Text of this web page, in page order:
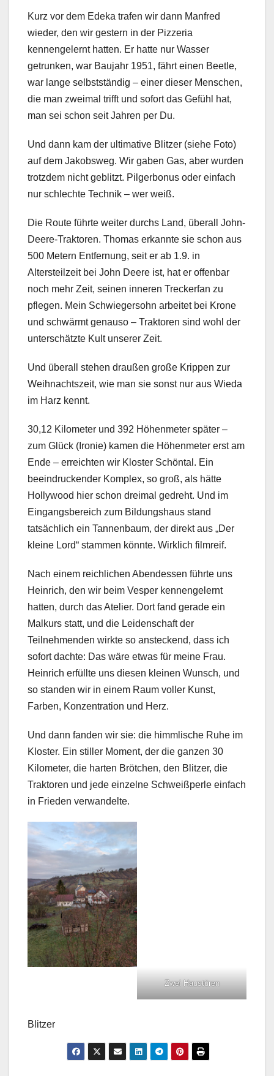
Kurz vor dem Edeka trafen wir dann Manfred
wieder, den wir gestern in der Pizzeria
kennengelernt hatten. Er hatte nur Wasser
getrunken, war Baujahr 1951, fährt einen Beetle,
war lange selbstständig – einer dieser Menschen,
die man zweimal trifft und sofort das Gefühl hat,
man sei schon seit Jahren per Du.
Und dann kam der ultimative Blitzer (siehe Foto)
auf dem Jakobsweg. Wir gaben Gas, aber wurden
trotzdem nicht geblitzt. Pilgerbonus oder einfach
nur schlechte Technik – wer weiß.
Die Route führte weiter durchs Land, überall John-
Deere-Traktoren. Thomas erkannte sie schon aus
500 Metern Entfernung, seit er ab 1.9. in
Altersteilzeit bei John Deere ist, hat er offenbar
noch mehr Zeit, seinen inneren Treckerfan zu
pflegen. Mein Schwiegersohn arbeitet bei Krone
und schwärmt genauso – Traktoren sind wohl der
unterschätzte Kult unserer Zeit.
Und überall stehen draußen große Krippen zur
Weihnachtszeit, wie man sie sonst nur aus Wieda
im Harz kennt.
30,12 Kilometer und 392 Höhenmeter später –
zum Glück (Ironie) kamen die Höhenmeter erst am
Ende – erreichten wir Kloster Schöntal. Ein
beeindruckender Komplex, so groß, als hätte
Hollywood hier schon dreimal gedreht. Und im
Eingangsbereich zum Bildungshaus stand
tatsächlich ein Tannenbaum, der direkt aus „Der
kleine Lord“ stammen könnte. Wirklich filmreif.
Nach einem reichlichen Abendessen führte uns
Heinrich, den wir beim Vesper kennengelernt
hatten, durch das Atelier. Dort fand gerade ein
Malkurs statt, und die Leidenschaft der
Teilnehmenden wirkte so ansteckend, dass ich
sofort dachte: Das wäre etwas für meine Frau.
Heinrich erfüllte uns diesen kleinen Wunsch, und
so standen wir in einem Raum voller Kunst,
Farben, Konzentration und Herz.
Und dann fanden wir sie: die himmlische Ruhe im
Kloster. Ein stiller Moment, der die ganzen 30
Kilometer, die harten Brötchen, den Blitzer, die
Traktoren und jede einzelne Schweißperle einfach
in Frieden verwandelte.
Zwei Haustüren
Blitzer